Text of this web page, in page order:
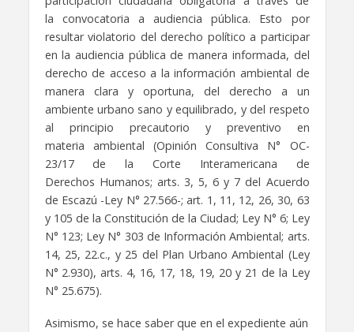
la convocatoria a audiencia pública. Esto por
resultar violatorio del derecho político a participar
en la audiencia pública de manera informada, del
derecho de acceso a la información ambiental de
manera clara y oportuna, del derecho a un
ambiente urbano sano y equilibrado, y del respeto
al principio precautorio y preventivo en
materia ambiental (Opinión Consultiva N° OC-
23/17 de la Corte Interamericana de
Derechos Humanos; arts. 3, 5, 6 y 7 del Acuerdo
de Escazú -Ley N° 27.566-; art. 1, 11, 12, 26, 30, 63
y 105 de la Constitución de la Ciudad; Ley N° 6; Ley
N° 123; Ley N° 303 de Información Ambiental; arts.
14, 25, 22.c., y 25 del Plan Urbano Ambiental (Ley
N° 2.930), arts. 4, 16, 17, 18, 19, 20 y 21 de la Ley
N° 25.675).
Asimismo, se hace saber que en el expediente aún